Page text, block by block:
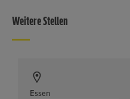
Weitere Stellen
Essen